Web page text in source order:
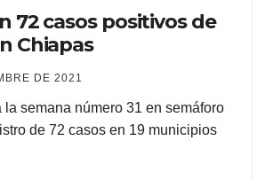
72 casos positivos de
Chiapas
DE 2021
la semana número 31 en semáforo
de 72 casos en 19 municipios